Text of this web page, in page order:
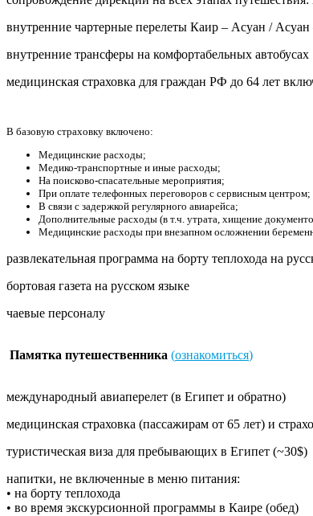
внутренние чартерные перелеты Каир – Асуан / Асуан
внутренние трансферы на комфортабельных автобусах
медицинская страховка для граждан РФ до 64 лет
В базовую страховку включено:
Медицинские расходы;
Медико-транспортные и иные расходы;
На поисково-спасательные мероприятия;
При оплате телефонных переговоров с сервисным центром;
В связи с задержкой регулярного авиарейса;
Дополнительные расходы (в т.ч. утрата, хищение
Медицинские расходы при внезапном осложнении
развлекательная программа на борту теплохода на
бортовая газета на русском языке
чаевые персоналу
Памятка путешественника (ознакомиться)
международный авиаперелет (в Египет и обратно)
медицинская страховка (пассажирам от 65 лет) и
туристическая виза для пребывающих в Египет (~30$)
напитки, не включенные в меню питания:
• на борту теплохода
• во время экскурсионной программы в Каире (обед)